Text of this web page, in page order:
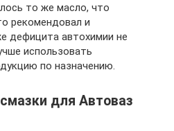
то же масло, что
рекомендовал и
дефицита автохимии не
использовать
по назначению.
для Автоваз